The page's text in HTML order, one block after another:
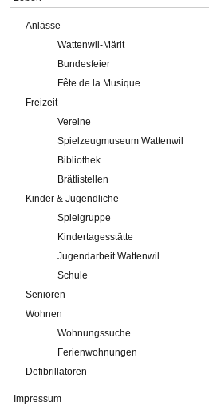
Anlässe
Wattenwil-Märit
Bundesfeier
Fête de la Musique
Freizeit
Vereine
Spielzeugmuseum Wattenwil
Bibliothek
Brätlistellen
Kinder & Jugendliche
Spielgruppe
Kindertagesstätte
Jugendarbeit Wattenwil
Schule
Senioren
Wohnen
Wohnungssuche
Ferienwohnungen
Defibrillatoren
Impressum